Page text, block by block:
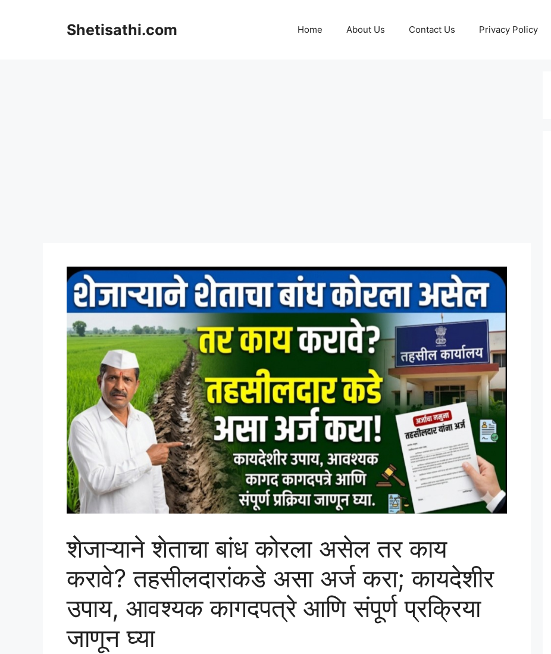
Shetisathi.com Home About Us Contact Us Privacy Policy
शेजाऱ्याने शेताचा बांध कोरला असेल तर काय
करावे? तहसीलदारांकडे असा अर्ज करा; कायदेशीर
उपाय, आवश्यक कागदपत्रे आणि संपूर्ण प्रक्रिया
जाणून घ्या